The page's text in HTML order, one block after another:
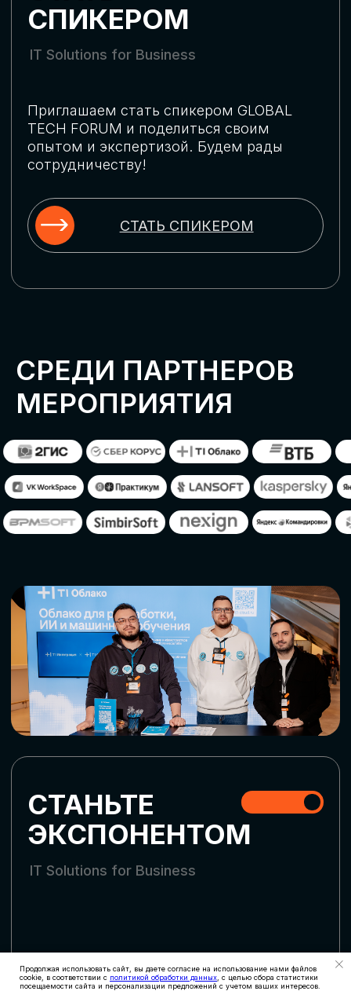
Продолжая использовать сайт, вы даете согласие на использование нами файлов
cookie, в соответствии с политикой обработки данных , с целью сбора статистики
посещаемости сайта и персонализации предложений с учетом ваших интересов.
ОСТАВИТЬ
ЗАЯВКУ
СТАТЬ ПАРТНЕРОМ
СКАЧАТЬ ПРОГРАММУ
СТАТЬ СПИКЕРОМ
Оставьте заявку, наши менеджеры
СТАТЬ УЧАСТНИКОМ